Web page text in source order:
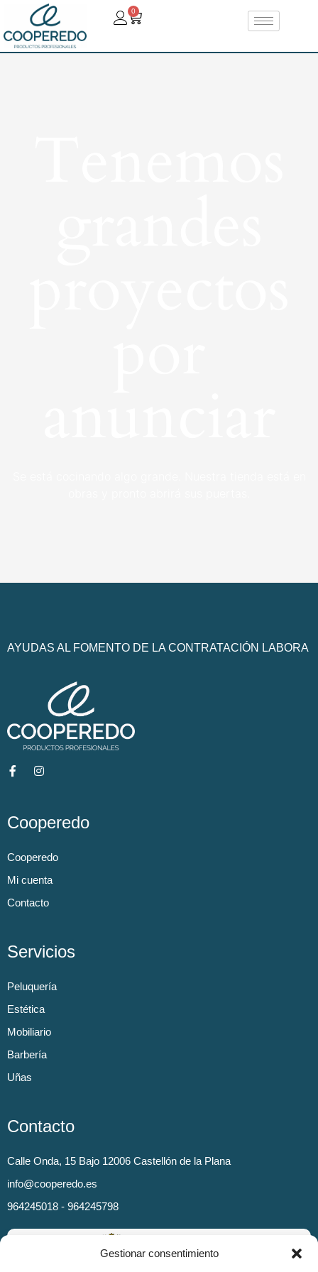
Gestionar consentimiento
0
AYUDAS AL FOMENTO DE LA CONTRATACIÓN LABORA
Cooperedo
Cooperedo
Mi cuenta
Contacto
Servicios
Peluquería
Estética
Mobiliario
Barbería
Uñas
Contacto
Calle Onda, 15 Bajo 12006 Castellón de la Plana
info@cooperedo.es
964245018 - 964245798